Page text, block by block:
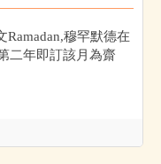
穆罕默德在
二年即訂該月為齋